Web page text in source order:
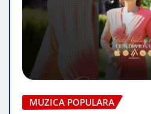
MUZICA POPULARA